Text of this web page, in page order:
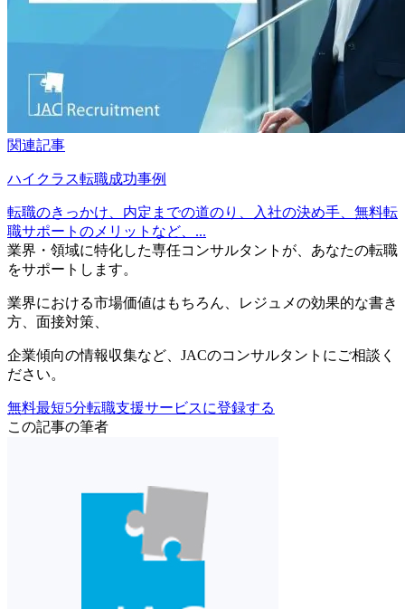
関連記事
ハイクラス転職成功事例
転職のきっかけ、内定までの道のり、入社の決め手、無料転
職サポートのメリットなど、...
業界・領域に特化した専任コンサルタントが、 あなたの転職
をサポートします。
業界における市場価値はもちろん、
レジュメの効果的な書き
方
面接対策
企業傾向の情報収集など、 JACのコンサルタントにご相談く
ださい。
無料最短5分転職支援サービスに登録する
この記事の筆者